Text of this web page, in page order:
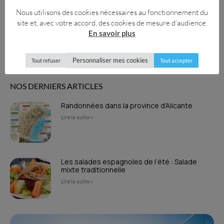
Envoyer
NOS DERNIERS ARTICLES
Randonnées dans la province d’Alicante
Lire la suite »
Les salades espagnoles de l’été : Salade
mixte traditionnelle
Lire la suite »
Nous utilisons des cookies nécessaires au fonctionnement du
site et, avec votre accord, des cookies de mesure d’audience.
En savoir plus
Tout refuser Personnaliser mes cookies Tout accepter